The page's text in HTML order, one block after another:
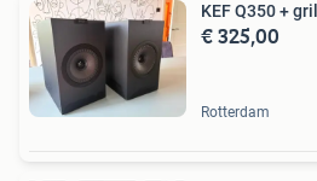
KEF Q350 +
€ 325,00
Rotterdam